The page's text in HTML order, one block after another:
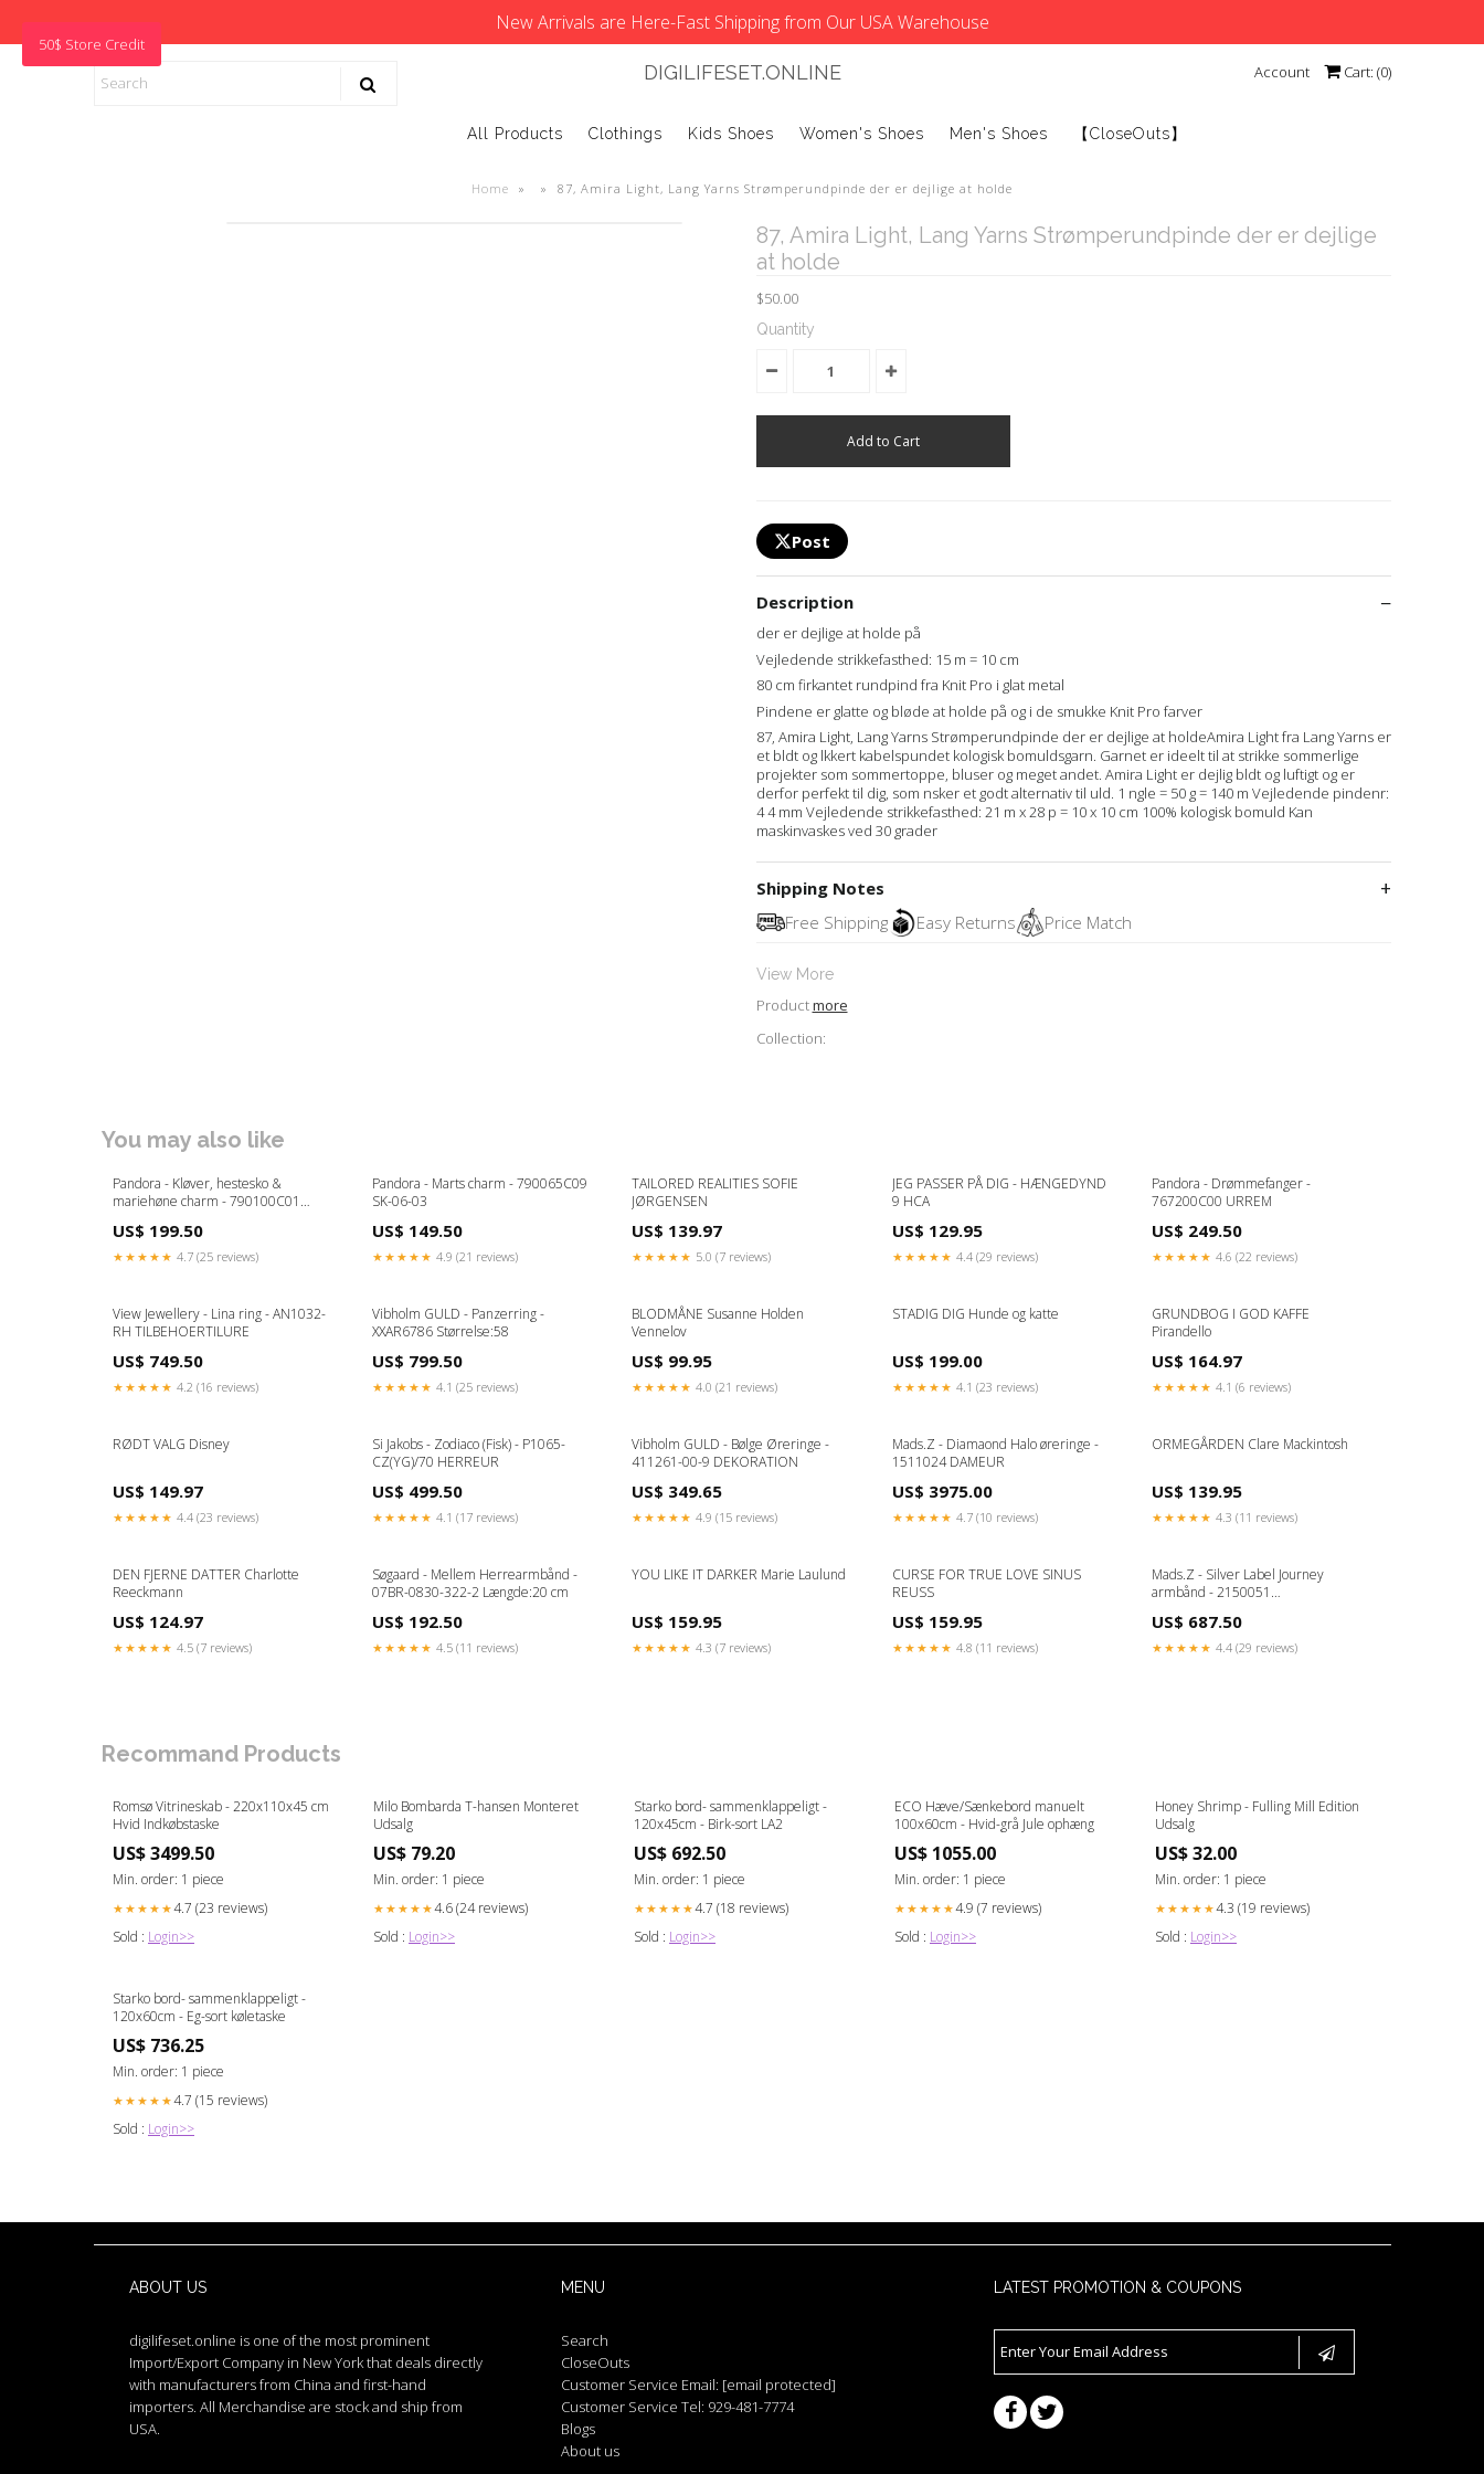
New Arrivals are Here-Fast Shipping from Our USA Warehouse
DIGILIFESET.ONLINE Account Cart: (0)
All Products Clothings Kids Shoes Women's Shoes Men's Shoes 【CloseOuts】
Home » » 87, Amira Light, Lang Yarns Strømperundpinde der er dejlige at holde
87, Amira Light, Lang Yarns Strømperundpinde der er dejlige
at holde
$50.00
Quantity
Post
Description
der er dejlige at holde på
Vejledende strikkefasthed: 15 m = 10 cm
80 cm firkantet rundpind fra Knit Pro i glat metal
Pindene er glatte og bløde at holde på og i de smukke Knit Pro farver
87, Amira Light, Lang Yarns Strømperundpinde der er dejlige at holdeAmira Light fra Lang Yarns er
et bldt og lkkert kabelspundet kologisk bomuldsgarn. Garnet er ideelt til at strikke sommerlige
projekter som sommertoppe, bluser og meget andet. Amira Light er dejlig bldt og luftigt og er
derfor perfekt til dig, som nsker et godt alternativ til uld. 1 ngle = 50 g = 140 m Vejledende pindenr:
4 4 mm Vejledende strikkefasthed: 21 m x 28 p = 10 x 10 cm 100% kologisk bomuld Kan
maskinvaskes ved 30 grader
Shipping Notes
Free Shipping
Easy Returns Price Match
View More
Productmore
Collection:
You may also like
Pandora - Kløver, hestesko &
mariehøne charm - 790100C01
US$ 199.50
★★★★★ 4.7 (25 reviews)
Pandora - Marts charm - 790065C09
SK-06-03
US$ 149.50
★★★★★ 4.9 (21 reviews)
TAILORED REALITIES SOFIE
JØRGENSEN
US$ 139.97
★★★★★ 5.0 (7 reviews)
JEG PASSER PÅ DIG - HÆNGEDYND
9 HCA
US$ 129.95
★★★★★ 4.4 (29 reviews)
Pandora - Drømmefanger -
767200C00 URREM
US$ 249.50
★★★★★ 4.6 (22 reviews)
View Jewellery - Lina ring - AN1032-
RH TILBEHOERTILURE
US$ 749.50
★★★★★ 4.2 (16 reviews)
Vibholm GULD - Panzerring -
XXAR6786 Størrelse:58
US$ 799.50
★★★★★ 4.1 (25 reviews)
BLODMÅNE Susanne Holden
Vennelov
US$ 99.95
★★★★★ 4.0 (21 reviews)
STADIG DIG Hunde og katte
US$ 199.00
★★★★★ 4.1 (23 reviews)
GRUNDBOG I GOD KAFFE
Pirandello
US$ 164.97
★★★★★ 4.1 (6 reviews)
RØDT VALG Disney
US$ 149.97
★★★★★ 4.4 (23 reviews)
Si Jakobs - Zodiaco (Fisk) - P1065-
CZ(YG)/70 HERREUR
US$ 499.50
★★★★★ 4.1 (17 reviews)
Vibholm GULD - Bølge Øreringe -
411261-00-9 DEKORATION
US$ 349.65
★★★★★ 4.9 (15 reviews)
Mads.Z - Diamaond Halo øreringe -
1511024 DAMEUR
US$ 3975.00
★★★★★ 4.7 (10 reviews)
ORMEGÅRDEN Clare Mackintosh
US$ 139.95
★★★★★ 4.3 (11 reviews)
DEN FJERNE DATTER Charlotte
Reeckmann
US$ 124.97
★★★★★ 4.5 (7 reviews)
Søgaard - Mellem Herrearmbånd -
07BR-0830-322-2 Længde:20 cm
US$ 192.50
★★★★★ 4.5 (11 reviews)
YOU LIKE IT DARKER Marie Laulund
US$ 159.95
★★★★★ 4.3 (7 reviews)
CURSE FOR TRUE LOVE SINUS
REUSS
US$ 159.95
★★★★★ 4.8 (11 reviews)
Mads.Z - Silver Label Journey
armbånd - 2150051
US$ 687.50
★★★★★ 4.4 (29 reviews)
Recommand Products
Romsø Vitrineskab - 220x110x45 cm
Hvid Indkøbstaske
US$ 3499.50
Min. order: 1 piece
★★★★★4.7 (23 reviews)
Sold : Login>>
Milo Bombarda T-hansen Monteret
Udsalg
US$ 79.20
Min. order: 1 piece
★★★★★4.6 (24 reviews)
Sold : Login>>
Starko bord- sammenklappeligt -
120x45cm - Birk-sort LA2
US$ 692.50
Min. order: 1 piece
★★★★★4.7 (18 reviews)
Sold : Login>>
ECO Hæve/Sænkebord manuelt
100x60cm - Hvid-grå Jule ophæng
US$ 1055.00
Min. order: 1 piece
★★★★★4.9 (7 reviews)
Sold : Login>>
Honey Shrimp - Fulling Mill Edition
Udsalg
US$ 32.00
Min. order: 1 piece
★★★★★4.3 (19 reviews)
Sold : Login>>
Starko bord- sammenklappeligt -
120x60cm - Eg-sort køletaske
US$ 736.25
Min. order: 1 piece
★★★★★4.7 (15 reviews)
Sold : Login>>
ABOUT US
digilifeset.online is one of the most prominent
Import/Export Company in New York that deals directly
with manufacturers from China and first-hand
importers. All Merchandise are stock and ship from
USA.
MENU
Search
CloseOuts
Customer Service Email: [email protected]
Customer Service Tel: 929-481-7774
Blogs
About us
LATEST PROMOTION & COUPONS
50$ Store Credit